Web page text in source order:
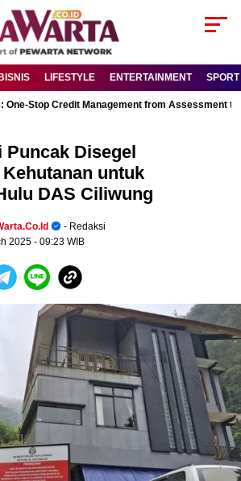
BISNIS LIFESTYLE ENTERTAINMENT SPORT
One-Stop Credit Management from Assessment
Disegel
untuk
DAS Ciliwung
- Redaksi
2025 - 09:23 WIB